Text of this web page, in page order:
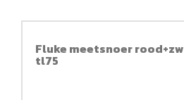
Fluke meetsnoer rood+zw
tl75